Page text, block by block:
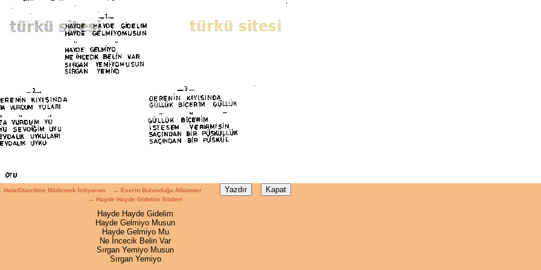
Hata/Düzeltme Bildirmek İstiyorum
→ Eserin Bulunduğu Albümler
→ Hayde Hayde Gidelim Sözleri
Hayde Hayde Gidelim
Hayde Gelmiyo Musun
Hayde Gelmiyo Mu
Ne İncecik Belin Var
Sırgan Yemiyo Musun
Sırgan Yemiyo